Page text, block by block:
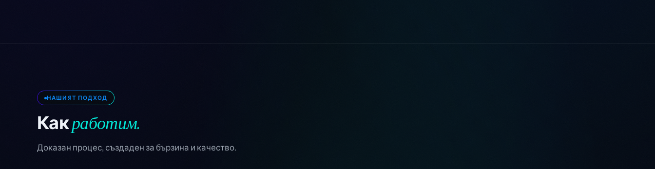
НАШИЯТ ПОДХОД
Какработим.
Доказан процес, създаден за бързина и качество.